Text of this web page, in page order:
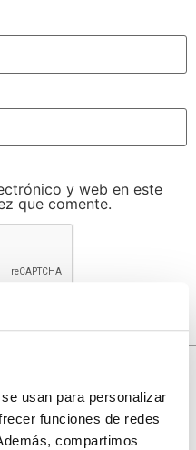
usan para personalizar
funciones de redes
compartimos
y web en este
que comente.